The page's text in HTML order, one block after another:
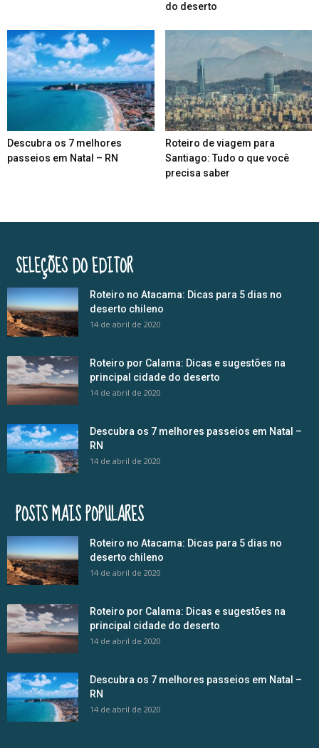
do deserto
Descubra os 7 melhores
passeios em Natal – RN
Roteiro de viagem para
Santiago: Tudo o que você
precisa saber
SELEÇÕES DO EDITOR
Roteiro no Atacama: Dicas para 5 dias no
deserto chileno
14 de abril de 2020
Roteiro por Calama: Dicas e sugestões na
principal cidade do deserto
14 de abril de 2020
Descubra os 7 melhores passeios em Natal –
RN
14 de abril de 2020
POSTS MAIS POPULARES
Roteiro no Atacama: Dicas para 5 dias no
deserto chileno
14 de abril de 2020
Roteiro por Calama: Dicas e sugestões na
principal cidade do deserto
14 de abril de 2020
Descubra os 7 melhores passeios em Natal –
RN
14 de abril de 2020